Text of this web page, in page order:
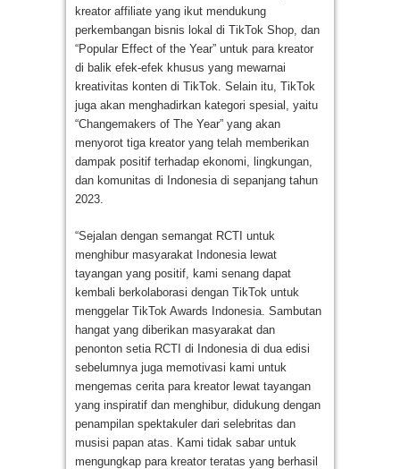
kreator affiliate yang ikut mendukung
perkembangan bisnis lokal di TikTok Shop, dan
“Popular Effect of the Year” untuk para kreator
di balik efek-efek khusus yang mewarnai
kreativitas konten di TikTok. Selain itu, TikTok
juga akan menghadirkan kategori spesial, yaitu
“Changemakers of The Year” yang akan
menyorot tiga kreator yang telah memberikan
dampak positif terhadap ekonomi, lingkungan,
dan komunitas di Indonesia di sepanjang tahun
2023.
“Sejalan dengan semangat RCTI untuk
menghibur masyarakat Indonesia lewat
tayangan yang positif, kami senang dapat
kembali berkolaborasi dengan TikTok untuk
menggelar TikTok Awards Indonesia. Sambutan
hangat yang diberikan masyarakat dan
penonton setia RCTI di Indonesia di dua edisi
sebelumnya juga memotivasi kami untuk
mengemas cerita para kreator lewat tayangan
yang inspiratif dan menghibur, didukung dengan
penampilan spektakuler dari selebritas dan
musisi papan atas. Kami tidak sabar untuk
mengungkap para kreator teratas yang berhasil